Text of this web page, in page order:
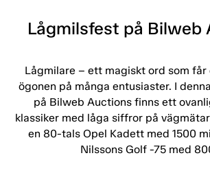
Lågmilsfest på Bilweb
Lågmilare – ett magiskt ord som
ögonen på många entusiaster. I
på Bilweb Auctions finns ett
klassiker med låga siffror på
en 80-tals Opel Kadett med 1500
Nilssons Golf -75 med